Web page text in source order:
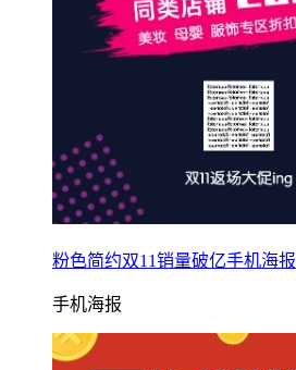
粉色简约双11销量破亿手机海报
手机海报